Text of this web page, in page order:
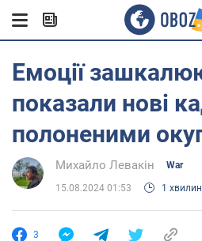
Емоції
показали нові
полоненими
Михайло Левакін War
15.08.2024 01:53 1
3